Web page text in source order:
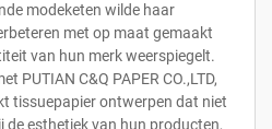
modeketen wilde haar
met op maat gemaakt
van hun merk weerspiegelt.
PUTIAN C&Q PAPER CO.,LTD,
tissuepapier ontwerpen dat niet
de esthetiek van hun producten,